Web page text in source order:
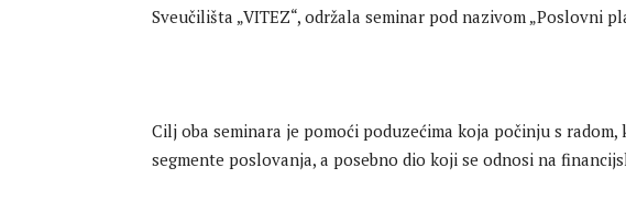
Sveučilišta „VITEZ“, održala seminar pod nazivom „Poslovni
Cilj oba seminara je pomoći poduzećima koja počinju s radom,
segmente poslovanja, a posebno dio koji se odnosi na